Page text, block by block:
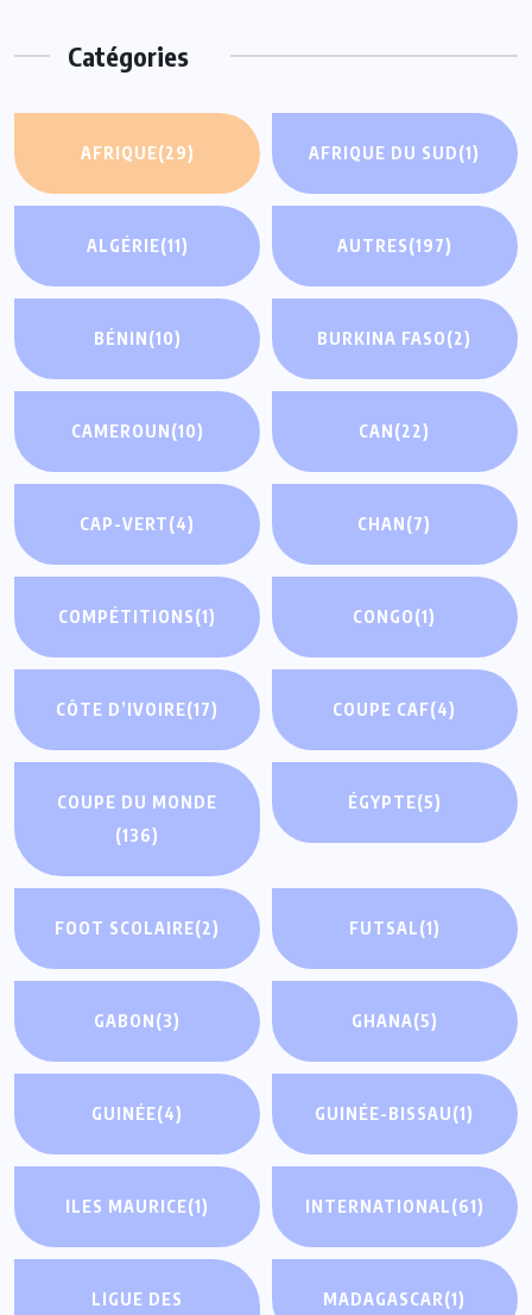
Catégories
AFRIQUE(29) AFRIQUE DU SUD(1)
ALGÉRIE(11) AUTRES(197)
BÉNIN(10) BURKINA FASO(2)
CAMEROUN(10) CAN(22)
CAP-VERT(4) CHAN(7)
COMPÉTITIONS(1) CONGO(1)
CÔTE D’IVOIRE(17) COUPE CAF(4)
COUPE DU MONDE
(136)
ÉGYPTE(5)
FOOT SCOLAIRE(2) FUTSAL(1)
GABON(3) GHANA(5)
GUINÉE(4) GUINÉE-BISSAU(1)
ILES MAURICE(1) INTERNATIONAL(61)
LIGUE DES
MADAGASCAR(1)